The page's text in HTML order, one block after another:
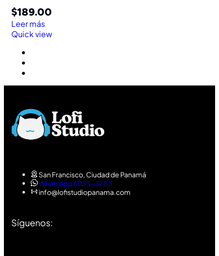
$189.00
Leer más
Quick view
San Francisco, Ciudad de Panamá
WhatsApp 6035-3703
info@lofistudiopanama.com
Síguenos: